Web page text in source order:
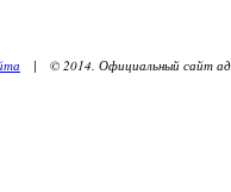
| © 2014. Официальный сайт